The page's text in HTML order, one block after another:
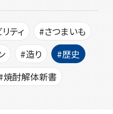
ティ
#さつまいも
#造り
#歴史
焼酎解体新書